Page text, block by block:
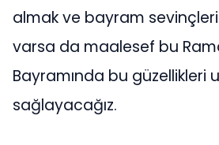
almak ve bayram
varsa da maalesef bu
Bayramında bu güzellikleri
sağlayacağız.